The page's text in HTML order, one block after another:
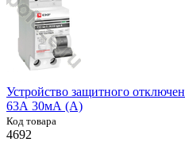
Устройство защитного
63А 30мА (A)
Код товара
4692